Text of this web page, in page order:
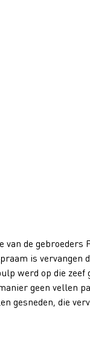
de gebroeders
is vervangen
werd op die zeef
geen vellen
gesneden, die